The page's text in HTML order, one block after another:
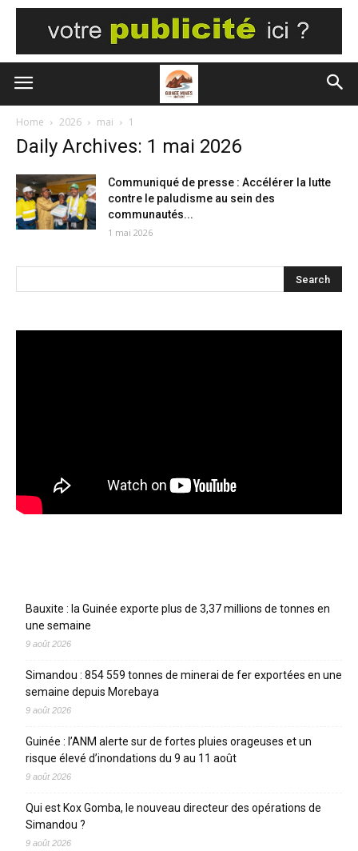
Home 2026 mai 1
Daily Archives: 1 mai 2026
Communiqué de presse : Accélérer la lutte
contre le paludisme au sein des
communautés...
1 mai 2026
Bauxite : la Guinée exporte plus de 3,37 millions de tonnes en
une semaine
9 août 2026
Simandou : 854 559 tonnes de minerai de fer exportées en une
semaine depuis Morebaya
9 août 2026
Guinée : l’ANM alerte sur de fortes pluies orageuses et un
risque élevé d’inondations du 9 au 11 août
9 août 2026
Qui est Kox Gomba, le nouveau directeur des opérations de
Simandou ?
9 août 2026